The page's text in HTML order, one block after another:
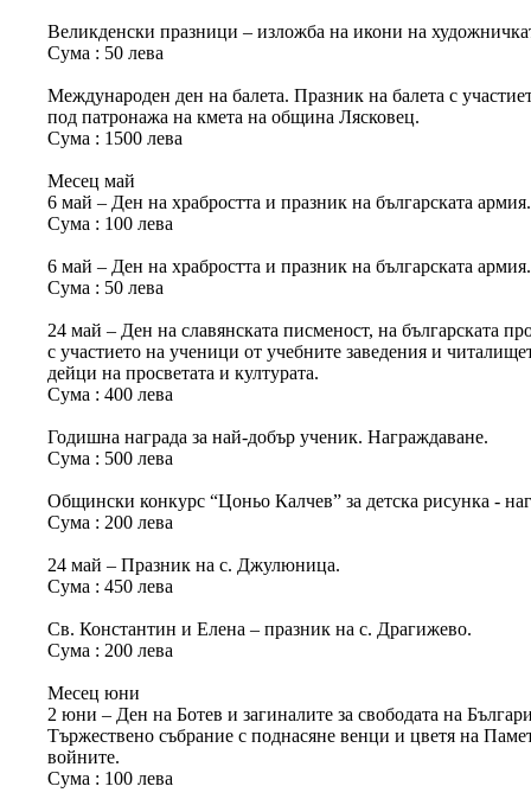
Великденски празници – изложба на икони на
Сума : 50 лева
Международен ден на балета. Празник на балета с
под патронажа на кмета на община Лясковец.
Сума : 1500 лева
Месец май
6 май – Ден на храбростта и празник на българската
Сума : 100 лева
6 май – Ден на храбростта и празник на българската
Сума : 50 лева
24 май – Ден на славянската писменост, на българската
с участието на ученици от учебните заведения и
дейци на просветата и културата.
Сума : 400 лева
Годишна награда за най-добър ученик. Награждаване.
Сума : 500 лева
Общински конкурс “Цоньо Калчев” за детска рисунка -
Сума : 200 лева
24 май – Празник на с. Джулюница.
Сума : 450 лева
Св. Константин и Елена – празник на с. Драгижево.
Сума : 200 лева
Месец юни
2 юни – Ден на Ботев и загиналите за свободата на
Тържествено събрание с поднасяне венци и цветя на
войните.
Сума : 100 лева